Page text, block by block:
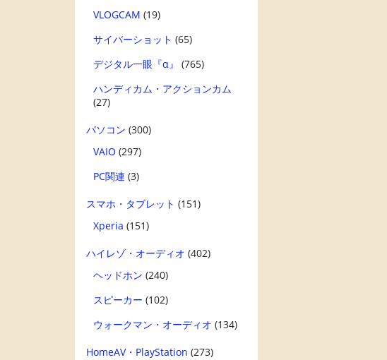
VLOGCAM (19)
サイバーショット (65)
デジタル一眼『α』
(765)
ハンディカム・アクションカム
(27)
パソコン (300)
VAIO (297)
PC関連 (3)
スマホ・タブレット (151)
Xperia (151)
ハイレゾ・オーディオ (402)
ヘッドホン (240)
スピーカー (102)
ウォークマン・オーディオ (134)
HomeAV・PlayStation (273)